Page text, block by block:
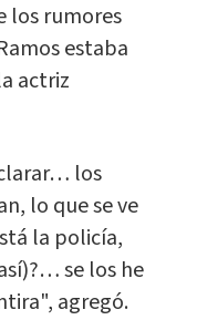
los rumores
estaba
actriz
los
lo que se ve
la policía,
se los he
agregó.